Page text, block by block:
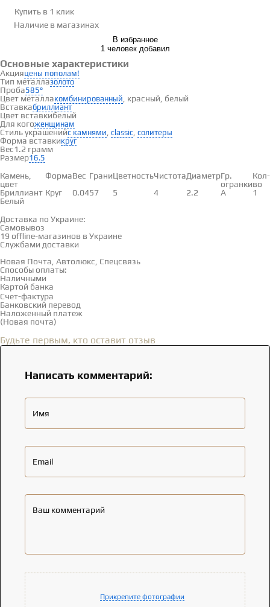
Купить в 1 клик
Наличие в магазинах
В избранное
1 человек добавил
Основные характеристики
Акцияцены пополам!
Тип металлазолото
Проба585°
Цвет металлакомбинированный , красный, белый
Вставкабриллиант
Цвет вставкибелый
Для когоженщинам
Стиль украшенийс камнями classic солитеры
Форма вставкикруг
Вес1.2 грамм
Размер16.5
Вставки
Камень,
цвет
ФормаВес ГраниЦветностьЧистотаДиаметрГр.
огранки
Кол-
во
Бриллиант
Белый
Круг 0.0457 5 4 2.2 А 1
Доставка по Украине:
Самовывоз
19 offline-магазинов в Украине
Службами доставки
Новая Почта, Автолюкс, Спецсвязь
Способы оплаты:
Наличными
Картой банка
Счет-фактура
Банковский перевод
Наложенный платеж
(Новая почта)
Будьте первым, кто оставит отзыв
Написать комментарий:
Имя
Email
Ваш комментарий
Прикрепите фотографии